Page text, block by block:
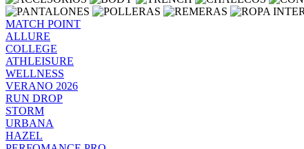
MATCH POINT
ALLURE
COLLEGE
ATHLEISURE
WELLNESS
VERANO 2026
RUN DROP
STORM
URBANA
HAZEL